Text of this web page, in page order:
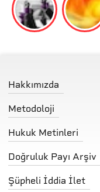
Hakkımızda
Metodoloji
Hukuk Metinleri
Doğruluk Payı Arşiv
Şüpheli İddia İlet